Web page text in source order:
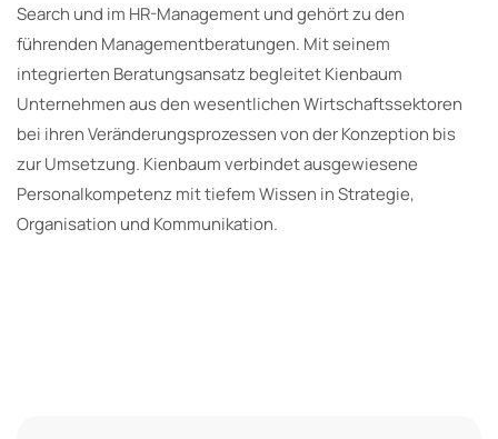
Search und im HR-Management und gehört zu den
führenden Managementberatungen. Mit seinem
integrierten Beratungsansatz begleitet Kienbaum
Unternehmen aus den wesentlichen Wirtschaftssektoren
bei ihren Veränderungsprozessen von der Konzeption bis
zur Umsetzung. Kienbaum verbindet ausgewiesene
Personalkompetenz mit tiefem Wissen in Strategie,
Organisation und Kommunikation.